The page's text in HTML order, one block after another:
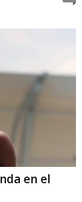
en el